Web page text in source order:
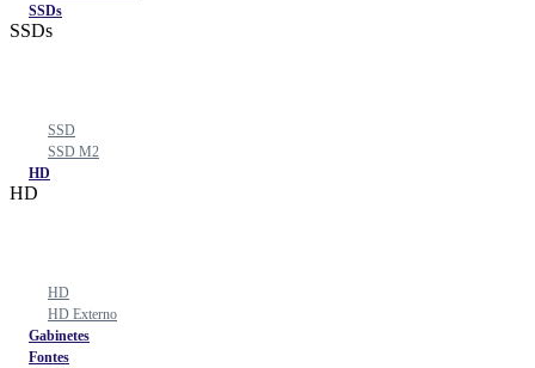
SSDs
SSDs
SSD
SSD M2
HD
HD
HD
HD Externo
Gabinetes
Fontes